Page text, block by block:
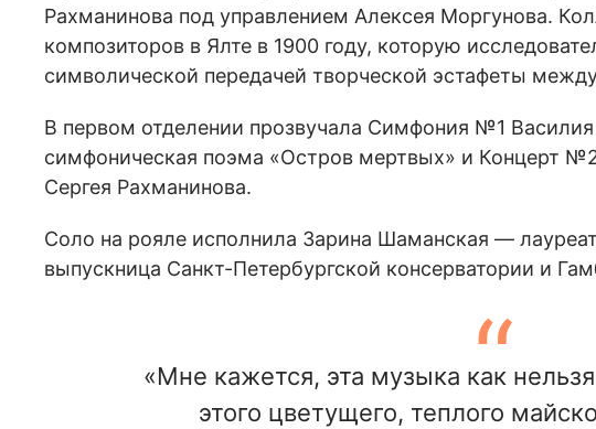
Рахманинова под управлением Алексея Моргунова.
композиторов в Ялте в 1900 году, которую
символической передачей творческой эстафеты
В первом отделении прозвучала Симфония №1
симфоническая поэма «Остров мертвых» и Концерт
Сергея Рахманинова.
Соло на рояле исполнила Зарина Шаманская —
выпускница Санкт-Петербургской консерватории и
«Мне кажется, эта музыка как
этого цветущего, теплого